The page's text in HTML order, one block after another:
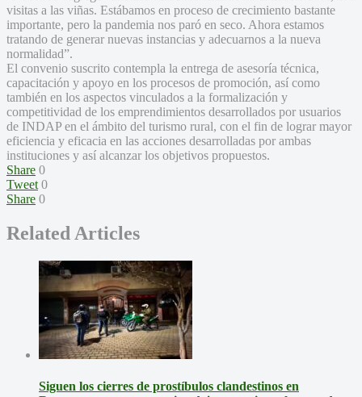
visitas a las viñas. Estábamos en proceso de crecimiento bastante
importante, pero la pandemia nos paró en seco. Ahora estamos
tratando de generar nuevas instancias y adecuarnos a la nueva
normalidad”.
El convenio suscrito contempla la entrega de asesoría técnica,
capacitación y apoyo en los procesos de promoción, así como
también en los aspectos vinculados a la formalización y
competitividad de los emprendimientos desarrollados por usuarios
de INDAP en el ámbito del turismo rural, con el fin de lograr mayor
eficiencia y eficacia en las acciones desarrolladas por ambas
instituciones y así alcanzar los objetivos propuestos.
Share 0
Tweet 0
Share 0
Related Articles
Siguen los cierres de prostíbulos clandestinos en